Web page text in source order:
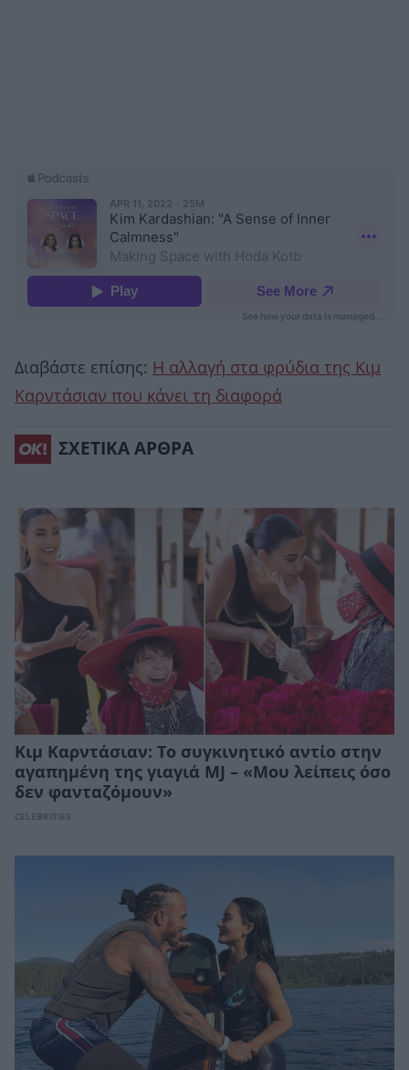
Διαβάστε επίσης: Η αλλαγή στα φρύδια της Κιμ
Καρντάσιαν που κάνει τη διαφορά
ΣΧΕΤΙΚΑ ΑΡΘΡΑ
Κιμ Καρντάσιαν: Το συγκινητικό αντίο στην
αγαπημένη της γιαγιά MJ – «Μου λείπεις όσο
δεν φανταζόμουν»
CELEBRITIES